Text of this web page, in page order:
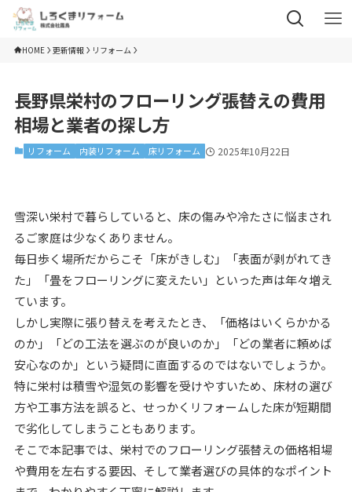
HOME 更新情報 リフォーム
長野県栄村のフローリング張替えの費用
相場と業者の探し方
リフォーム 内装リフォーム 床リフォーム 2025年10月22日
雪深い栄村で暮らしていると、床の傷みや冷たさに悩まされ
るご家庭は少なくありません。
毎日歩く場所だからこそ「床がきしむ」「表面が剥がれてき
た」「畳をフローリングに変えたい」といった声は年々増え
ています。
しかし実際に張り替えを考えたとき、「価格はいくらかかる
のか」「どの工法を選ぶのが良いのか」「どの業者に頼めば
安心なのか」という疑問に直面するのではないでしょうか。
特に栄村は積雪や湿気の影響を受けやすいため、床材の選び
方や工事方法を誤ると、せっかくリフォームした床が短期間
で劣化してしまうこともあります。
そこで本記事では、栄村でのフローリング張替えの価格相場
や費用を左右する要因、そして業者選びの具体的なポイント